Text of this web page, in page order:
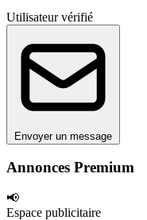
Annonces Premium
📢
Espace publicitaire
Utilisateur vérifié
Envoyer un message